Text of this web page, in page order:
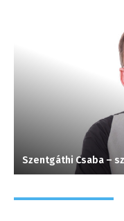
Szentgáthi Csaba –